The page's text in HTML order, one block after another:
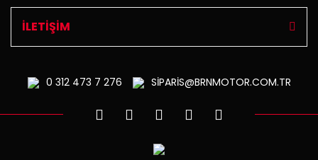
İLETİŞİM
0 312473 7 276 SİPARİS@BRNMOTOR.COM.TR